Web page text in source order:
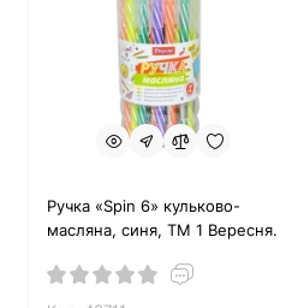
Ручка «Spin 6» кульково-
масляна, синя, ТМ 1 Вересня.